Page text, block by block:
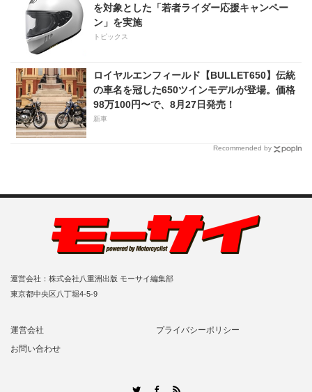
を対象とした「若者ライダー応援キャンペー
ン」を実施
トピックス
ロイヤルエンフィールド【BULLET650】伝統
の車名を冠した650ツインモデルが登場。価格
98万100円〜で、8月27日発売！
新車
Recommended by
運営会社：株式会社八重洲出版 モーサイ編集部
東京都中央区八丁堀4-5-9
運営会社
プライバシーポリシー
お問い合わせ
TwitterFacebook